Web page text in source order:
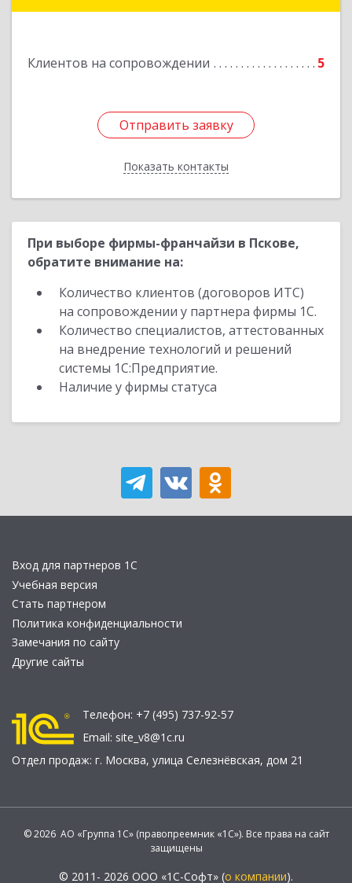
Клиентов на сопровождении 5
Отправить заявку
Показать контакты
Отправить заявку
Назад
При выборе фирмы-франчайзи в Пскове,
обратите внимание на:
Количество клиентов (договоров ИТС)
на сопровождении у партнера фирмы 1С.
Количество специалистов, аттестованных
на внедрение технологий и решений
системы 1С:Предприятие.
Наличие у фирмы статуса
Вход для партнеров 1С
Учебная версия
Стать партнером
Политика конфиденциальности
Замечания по сайту
Другие сайты
Телефон: +7 (495) 737-92-57
Email: site_v8@1c.ru
Отдел продаж: г. Москва, улица Селезнёвская, дом 21
© 2026 АО «Группа 1С» (правопреемник «1С»). Все права на сайт
защищены
© 2011- 2026 ООО «1С-Софт» (о компании).